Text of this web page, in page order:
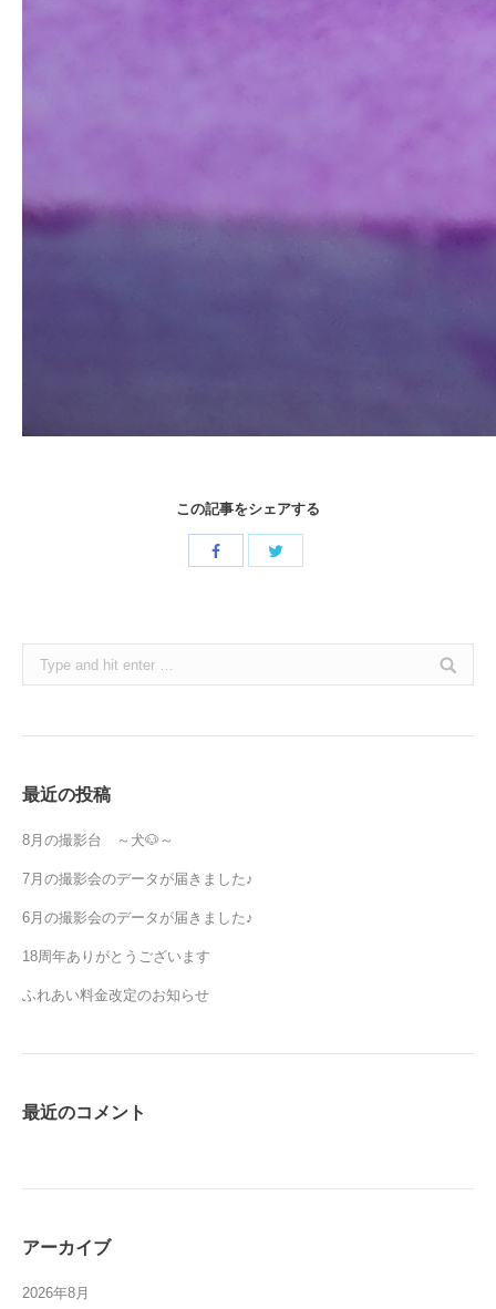
この記事をシェアする
Search:
最近の投稿
8月の撮影台 ～犬🐶～
7月の撮影会のデータが届きました♪
6月の撮影会のデータが届きました♪
18周年ありがとうございます
ふれあい料金改定のお知らせ
最近のコメント
アーカイブ
2026年8月